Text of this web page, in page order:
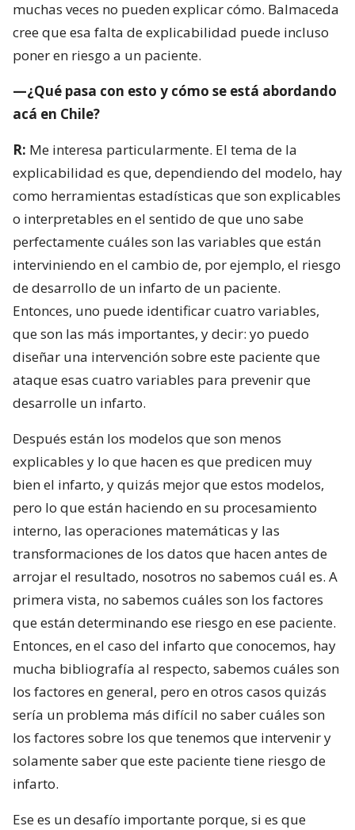
muchas veces no pueden explicar cómo. Balmaceda
cree que esa falta de explicabilidad puede incluso
poner en riesgo a un paciente.
—¿Qué pasa con esto y cómo se está abordando
acá en Chile?
R: Me interesa particularmente. El tema de la
explicabilidad es que, dependiendo del modelo, hay
como herramientas estadísticas que son explicables
o interpretables en el sentido de que uno sabe
perfectamente cuáles son las variables que están
interviniendo en el cambio de, por ejemplo, el riesgo
de desarrollo de un infarto de un paciente.
Entonces, uno puede identificar cuatro variables,
que son las más importantes, y decir: yo puedo
diseñar una intervención sobre este paciente que
ataque esas cuatro variables para prevenir que
desarrolle un infarto.
Después están los modelos que son menos
explicables y lo que hacen es que predicen muy
bien el infarto, y quizás mejor que estos modelos,
pero lo que están haciendo en su procesamiento
interno, las operaciones matemáticas y las
transformaciones de los datos que hacen antes de
arrojar el resultado, nosotros no sabemos cuál es. A
primera vista, no sabemos cuáles son los factores
que están determinando ese riesgo en ese paciente.
Entonces, en el caso del infarto que conocemos, hay
mucha bibliografía al respecto, sabemos cuáles son
los factores en general, pero en otros casos quizás
sería un problema más difícil no saber cuáles son
los factores sobre los que tenemos que intervenir y
solamente saber que este paciente tiene riesgo de
infarto.
Ese es un desafío importante porque, si es que